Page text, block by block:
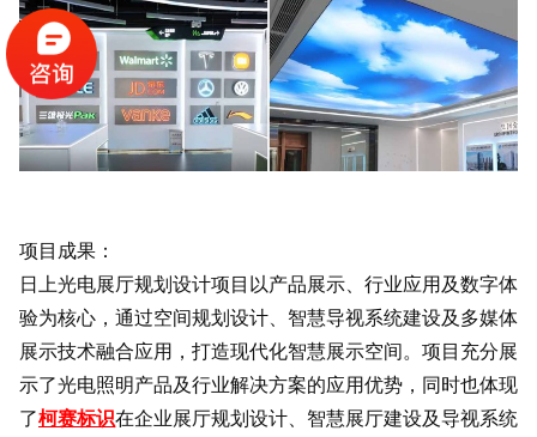
项目成果：
日上光电展厅规划设计项目以产品展示、行业应用及数字体
验为核心，通过空间规划设计、智慧导视系统建设及多媒体
展示技术融合应用，打造现代化智慧展示空间。项目充分展
示了光电照明产品及行业解决方案的应用优势，同时也体现
了柯赛标识在企业展厅规划设计、智慧展厅建设及导视系统